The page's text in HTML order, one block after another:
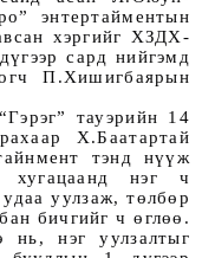
энтертайментын
хэргийг ХЗДХ-
сард нийгэмд
П.Хишигбаярын
тауэрийн 14
Х.Баатартай
тэнд нүүж
хугацаанд нэг ч
уулзаж, төлбөр
бичгийг ч өглөө.
нь, нэг уулзалтыг